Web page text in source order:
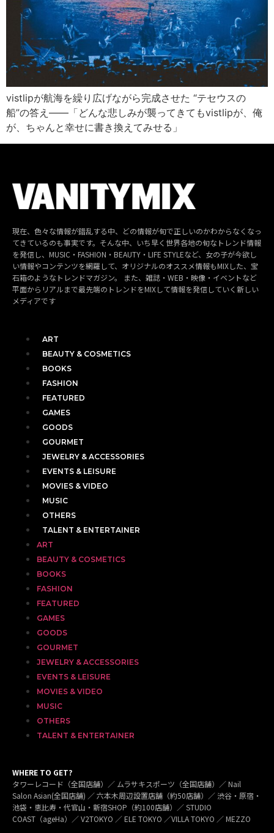
vistlipが航海を繰り広げながら完成させた “テセウスの
船”の答え――「どんな悲しみが襲ってきてもvistlipが、俺
が、ちゃんと幸せに書き換えてみせる」
現在、色々な情報が錯乱する中、どの情報が旬で正しいのかわからなくなっ
てきているのも事実です。そんな中、いち早く世界各地の旬なトレンド情報
を発信し、MUSIC・FASHION・BEAUTY・LIFE STYLEなど、女の子が今欲し
い情報やコンテンツを網羅して、オリジナルのオススメ情報もMIXした、宝
石箱のようなトレンドマガジン。 また、雑誌・WEB・映像・イベントなど
平面からリアルまで最先端のトレンドをMIXして情報を発信していく新しい
メディアです
ART
BEAUTY & COSMETICS
BOOKS
FASHION
FEATURED
GAMES
GOODS
GOURMET
JEWELRY & ACCESSORIES
EVENTS & LEISURE
MOVIES & VIDEO
MUSIC
OTHERS
TALENT & ENTERTAINER
ART
BEAUTY & COSMETICS
BOOKS
FASHION
FEATURED
GAMES
GOODS
GOURMET
JEWELRY & ACCESSORIES
EVENTS & LEISURE
MOVIES & VIDEO
MUSIC
OTHERS
TALENT & ENTERTAINER
WHERE TO GET?
タワーレコード（全国店舗）／ ムラサキスポーツ（全国店舗）／ Nail
Salon Asian(全国店舗) ／ 六本木周辺設置店舗（約50店舗）／ 渋谷・原宿・
池袋・恵比寿・代官山・新宿SHOP（約100店舗）／ STUDIO
COAST（ageHa）／ V2TOKYO ／ ELE TOKYO ／VILLA TOKYO ／ MEZZO